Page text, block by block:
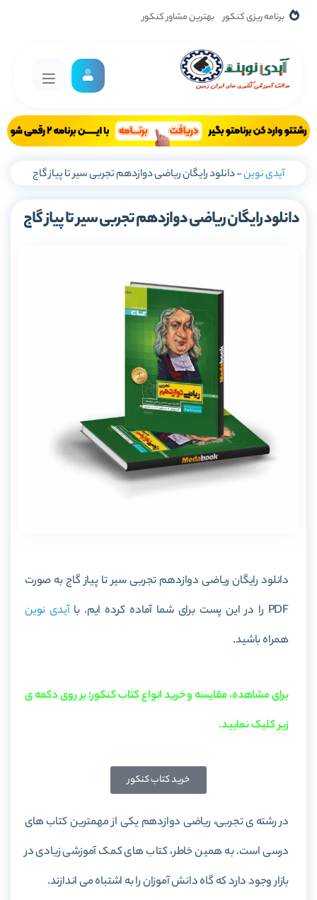
برنامه ریزی کنکور بهترین مشاور کنکور
آیدی نوین-دانلود رایگان ریاضی دوازدهم تجربی سیر تا پیاز گاج
دانلود رایگان ریاضی دوازدهم تجربی سیر تا پیاز گاج
دانلود رایگان ریاضی دوازدهم تجربی سیر تا پیاز گاج به صورت
PDF را در این پست برای شما آماده کرده ایم. با
آیدی نوین
همراه باشید.
برای مشاهده، مقایسه و خرید انواع کتاب کنکور؛ بر روی دکمه ی
زیر کلیک نمایید.
خرید کتاب کنکور
در رشته ی تجربی، ریاضی دوازدهم یکی از مهمترین کتاب های
درسی است. به همین خاطر، کتاب های کمک آموزشی زیادی در
بازار وجود دارد که گاه دانش آموزان را به اشتباه می اندازند.